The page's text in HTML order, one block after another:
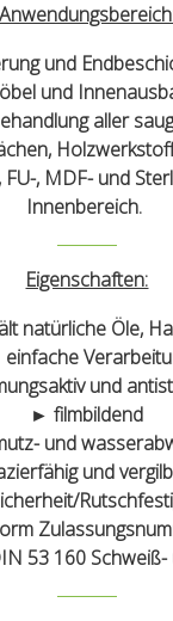
und
und
aller
, MDF- und
Innenbereich.
Eigenschaften:
natürliche Öle,
und
► filmbildend
und
und
53 160 Schweiß-